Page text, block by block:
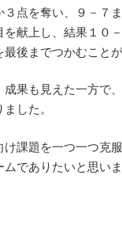
点を奪い、９－７ま
を献上し、結果１０
後までつかむこと
成果も見えた一方で
した。
け課題を一つ一つ克
でありたいと思いま